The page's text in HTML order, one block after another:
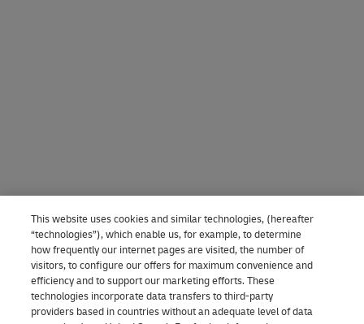
This website uses cookies and similar technologies, (hereafter
“technologies”), which enable us, for example, to determine
how frequently our internet pages are visited, the number of
visitors, to configure our offers for maximum convenience and
efficiency and to support our marketing efforts. These
technologies incorporate data transfers to third-party
providers based in countries without an adequate level of data